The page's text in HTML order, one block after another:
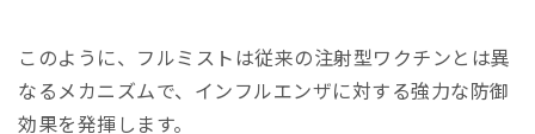
このように、フルミストは従来の注射型ワクチンとは異
なるメカニズムで、インフルエンザに対する強力な防御
効果を発揮します。